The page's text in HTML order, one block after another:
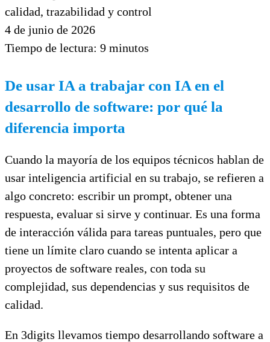
4 de junio de 2026
Tiempo de lectura: 9 minutos
De usar IA a trabajar con IA en el
desarrollo de software: por qué la
diferencia importa
Cuando la mayoría de los equipos técnicos hablan de
usar inteligencia artificial en su trabajo, se refieren a
algo concreto: escribir un prompt, obtener una
respuesta, evaluar si sirve y continuar. Es una forma
de interacción válida para tareas puntuales, pero que
tiene un límite claro cuando se intenta aplicar a
proyectos de software reales, con toda su
complejidad, sus dependencias y sus requisitos de
calidad.
En 3digits llevamos tiempo desarrollando software a